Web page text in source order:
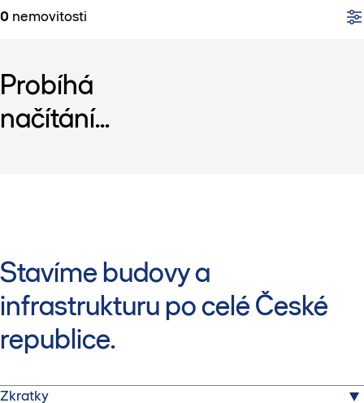
0 nemovitosti
Probíhá
načítání...
Stavíme budovy a
infrastrukturu po celé České
republice.
Zkratky